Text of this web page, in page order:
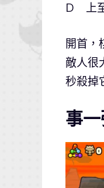
D 上
開首，
敵人很
秒殺掉
事